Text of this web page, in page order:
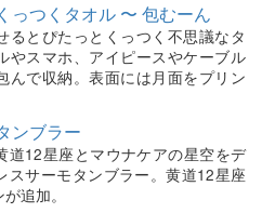
っつくタオル 〜 包むーん
るとぴたっとくっつく不思議なタ
やスマホ、アイピースやケーブル
んで収納。表面には月面をプリン
ンブラー
道12星座とマウナケアの星空をデ
スサーモタンブラー。黄道12星座
追加。